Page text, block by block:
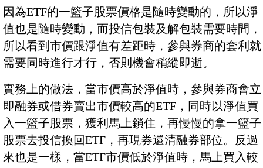
因為ETF的一籃子股票價格是隨時變動的，所以淨
值也是隨時變動，而投信包裝及解包裝需要時間，
所以看到市價跟淨值有差距時，參與券商的套利就
需要同時進行才行，否則機會稍縱即逝。
實務上的做法，當市價高於淨值時，參與券商會立
即融券或借券賣出市價較高的ETF，同時以淨值買
入一籃子股票，獲利馬上鎖住，再慢慢的拿一籃子
股票去投信換回ETF，再現券還清融券部位。反過
來也是一樣，當ETF市價低於淨值時，馬上買入較